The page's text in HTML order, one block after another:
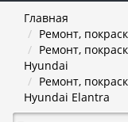
Главная
Ремонт,
Ремонт,
Hyundai
Ремонт,
Hyundai Elantra